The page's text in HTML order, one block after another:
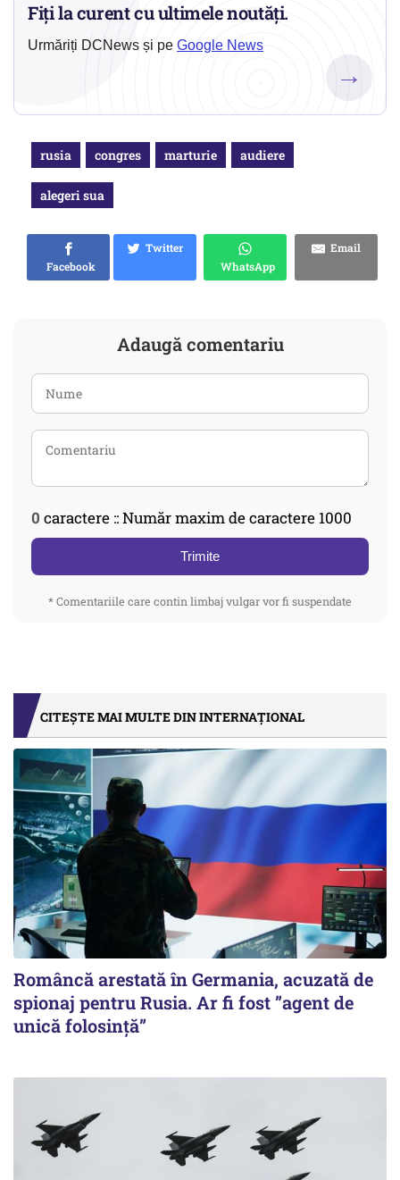
Fiți la curent cu ultimele noutăți.
Urmăriți DCNews și pe Google News
→
rusia congres marturie audiere
alegeri sua
Facebook
Twitter
WhatsApp
Email
Adaugă comentariu
0 caractere :: Număr maxim de caractere 1000
Trimite
* Comentariile care contin limbaj vulgar vor fi suspendate
CITEȘTE MAI MULTE DIN INTERNAȚIONAL
Româncă arestată în Germania, acuzată de
spionaj pentru Rusia. Ar fi fost ”agent de
unică folosință”